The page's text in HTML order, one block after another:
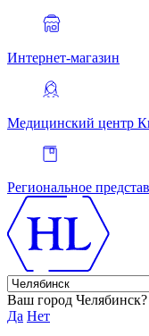
Интернет-магазин
Медицинский центр
Региональное
Ваш город Челябинск?
Да Нет